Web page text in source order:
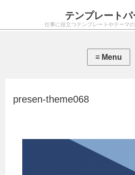
テンプレートパ
仕事に役立つテンプレートやテーマ
presen-theme068